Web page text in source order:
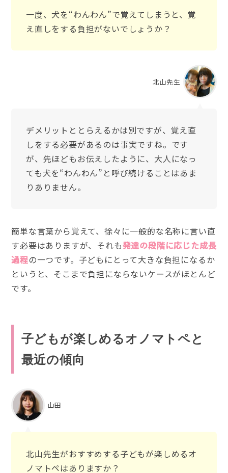
一度、犬を“わんわん”で覚えてしまうと、覚
え直しをする負担がないでしょうか？
北山先生
デメリットととらえるかは別ですが、覚え直
しをする必要があるのは事実ですね。です
が、先ほどもお伝えしたように、大人になっ
ても犬を“わんわん”と呼び続けることはあま
りありません。
簡単な言葉から覚えて、徐々に一般的な名称に言い直
す必要はありますが、それも発達の段階に応じた成長
過程の一つです。子どもにとって大きな負担になるか
というと、そこまで負担にならないケースがほとんど
です。
子どもが楽しめるオノマトペと
最近の傾向
山田
北山先生がおすすめする子どもが楽しめるオ
ノマトペはありますか？